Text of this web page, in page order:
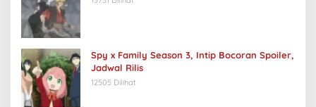
Spy x Family Season 3, Intip Bocoran Spoiler,
Jadwal Rilis
12505 Dilihat